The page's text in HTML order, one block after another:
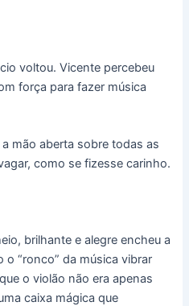
voltou. Vicente percebeu
força para fazer música
mão aberta sobre todas as
como se fizesse carinho.
brilhante e alegre encheu a
o “ronco” da música vibrar
o violão não era apenas
caixa mágica que